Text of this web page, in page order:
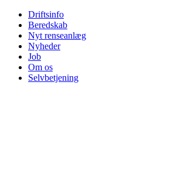
Driftsinfo
Beredskab
Nyt renseanlæg
Nyheder
Job
Om os
Selvbetjening